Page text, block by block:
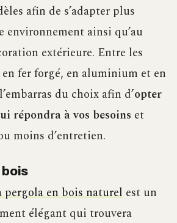
afin de s’adapter plus
environnement ainsi qu’au
extérieure. Entre les
fer forgé, en aluminium et en
du choix afin d’opter
répondra à vos besoins et
moins d’entretien.
bois
pergola en bois naturel est un
élégant qui trouvera